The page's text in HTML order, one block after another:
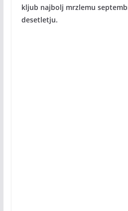
kljub najbolj mrzlemu
desetletju.